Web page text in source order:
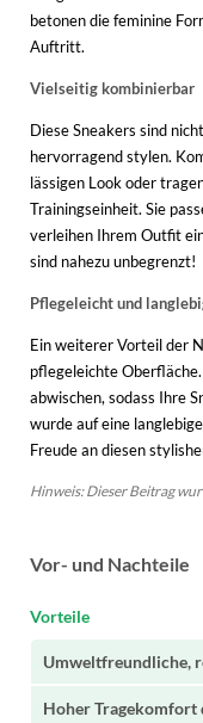
betonen die feminine
Auftritt.
Vielseitig kombinierbar
Diese Sneakers sind
hervorragend stylen.
lässigen Look oder
Trainingseinheit. Sie
verleihen Ihrem Outfit
sind nahezu unbegrenzt!
Pflegeleicht und
Ein weiterer Vorteil der
pflegeleichte
abwischen, sodass Ihre
wurde auf eine
Freude an diesen
Hinweis: Dieser Beitrag
Vor- und Nachteile
Vorteile
Umweltfreundliche,
Hoher Tragekomfort